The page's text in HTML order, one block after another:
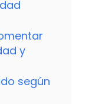
y
según